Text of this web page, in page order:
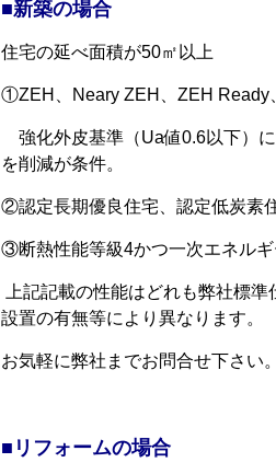
■新築の場合
住宅の延べ面積が50㎡以上
①ZEH、Neary ZEH、ZEH
強化外皮基準（Ua値0.6以下）
を削減が条件。
②認定長期優良住宅、認定低炭
③断熱性能等級4かつ一次エネル
上記記載の性能はどれも弊社標
設置の有無等により異なります。
お気軽に弊社までお問合せ下さい。
■ リフォームの場合